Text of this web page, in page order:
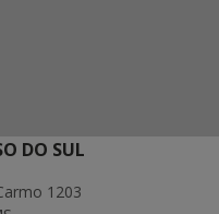
DO SUL
1203